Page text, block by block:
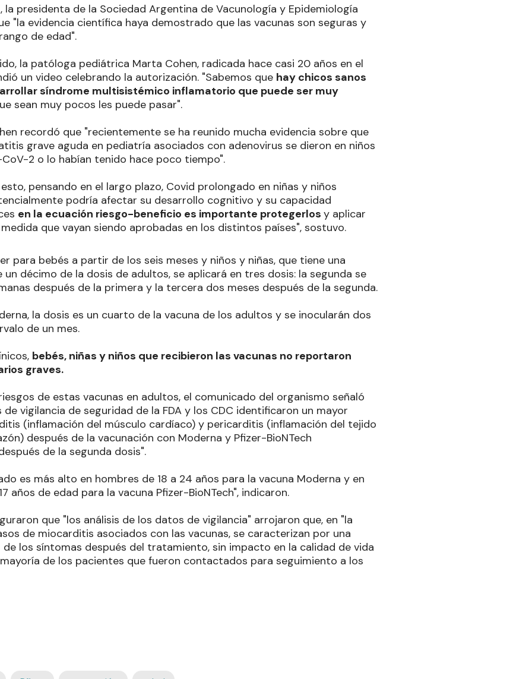
presidenta de la Sociedad Argentina de Vacunología y Epidemiología
"la evidencia científica haya demostrado que las vacunas son seguras y
de edad".
la patóloga pediátrica Marta Cohen, radicada hace casi 20 años en el
un video celebrando la autorización. "Sabemos que hay chicos sanos
síndrome multisistémico inflamatorio que puede ser muy
sean muy pocos les puede pasar".
recordó que "recientemente se ha reunido mucha evidencia sobre que
grave aguda en pediatría asociados con adenovirus se dieron en niños
2 o lo habían tenido hace poco tiempo".
pensando en el largo plazo, Covid prolongado en niñas y niños
podría afectar su desarrollo cognitivo y su capacidad
en la ecuación riesgo-beneficio es importante protegerlos y aplicar
que vayan siendo aprobadas en los distintos países", sostuvo.
para bebés a partir de los seis meses y niños y niñas, que tiene una
décimo de la dosis de adultos, se aplicará en tres dosis: la segunda se
después de la primera y la tercera dos meses después de la segunda.
la dosis es un cuarto de la vacuna de los adultos y se inocularán dos
de un mes.
bebés, niñas y niños que recibieron las vacunas no reportaron
graves.
de estas vacunas en adultos, el comunicado del organismo señaló
vigilancia de seguridad de la FDA y los CDC identificaron un mayor
(inflamación del músculo cardíaco) y pericarditis (inflamación del tejido
después de la vacunación con Moderna y Pfizer-BioNTech
de la segunda dosis".
es más alto en hombres de 18 a 24 años para la vacuna Moderna y en
años de edad para la vacuna Pfizer-BioNTech", indicaron.
que "los análisis de los datos de vigilancia" arrojaron que, en "la
de miocarditis asociados con las vacunas, se caracterizan por una
los síntomas después del tratamiento, sin impacto en la calidad de vida
de los pacientes que fueron contactados para seguimiento a los